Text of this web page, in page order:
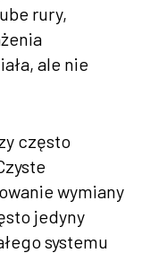
rury,
ale nie
często
wymiany
jedyny
systemu